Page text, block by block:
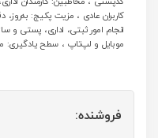
کاربران عادی ، مزیت پکیج: به‌روز،
انجام امور ثبتی، اداری، پستی و
موبایل و لپ‌تاپ ، سطح یادگیری:
فروشنده: